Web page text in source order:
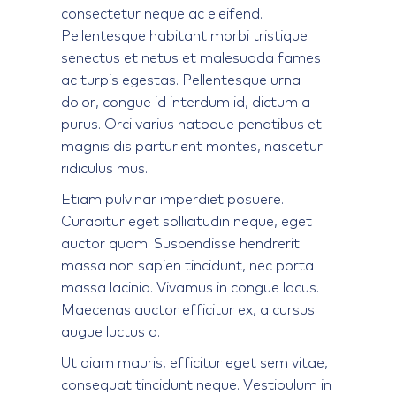
consectetur neque ac eleifend.
Pellentesque habitant morbi tristique
senectus et netus et malesuada fames
ac turpis egestas. Pellentesque urna
dolor, congue id interdum id, dictum a
purus. Orci varius natoque penatibus et
magnis dis parturient montes, nascetur
ridiculus mus.
Etiam pulvinar imperdiet posuere.
Curabitur eget sollicitudin neque, eget
auctor quam. Suspendisse hendrerit
massa non sapien tincidunt, nec porta
massa lacinia. Vivamus in congue lacus.
Maecenas auctor efficitur ex, a cursus
augue luctus a.
Ut diam mauris, efficitur eget sem vitae,
consequat tincidunt neque. Vestibulum in